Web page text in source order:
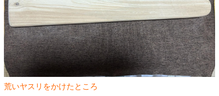
荒いヤスリをかけたところ